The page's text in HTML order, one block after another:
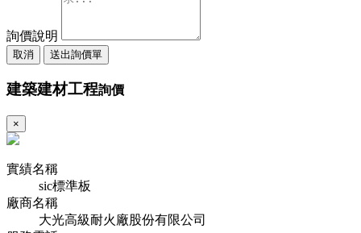
詢價說明
取消 送出詢價單
建築建材工程詢價
×
實績名稱
sic標準板
廠商名稱
大光高級耐火廠股份有限公司